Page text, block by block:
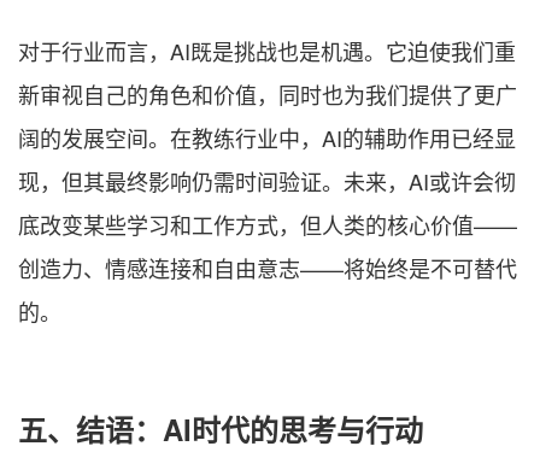
对于行业而言，AI既是挑战也是机遇。它迫使我们重
新审视自己的角色和价值，同时也为我们提供了更广
阔的发展空间。在教练行业中，AI的辅助作用已经显
现，但其最终影响仍需时间验证。未来，AI或许会彻
底改变某些学习和工作方式，但人类的核心价值——
创造力、情感连接和自由意志——将始终是不可替代
的。
五、结语：AI时代的思考与行动